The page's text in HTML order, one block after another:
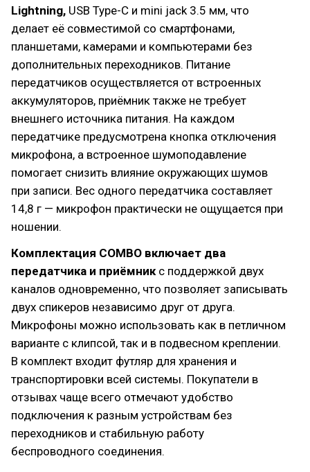
Lightning, USB Type-C и mini jack 3.5 мм, что
делает её совместимой со смартфонами,
планшетами, камерами и компьютерами без
дополнительных переходников. Питание
передатчиков осуществляется от встроенных
аккумуляторов, приёмник также не требует
внешнего источника питания. На каждом
передатчике предусмотрена кнопка отключения
микрофона, а встроенное шумоподавление
помогает снизить влияние окружающих шумов
при записи. Вес одного передатчика составляет
14,8 г — микрофон практически не ощущается при
ношении.
Комплектация COMBO включает два
передатчика и приёмникс поддержкой двух
каналов одновременно, что позволяет записывать
двух спикеров независимо друг от друга.
Микрофоны можно использовать как в петличном
варианте с клипсой, так и в подвесном креплении.
В комплект входит футляр для хранения и
транспортировки всей системы. Покупатели в
отзывах чаще всего отмечают удобство
подключения к разным устройствам без
переходников и стабильную работу
беспроводного соединения.